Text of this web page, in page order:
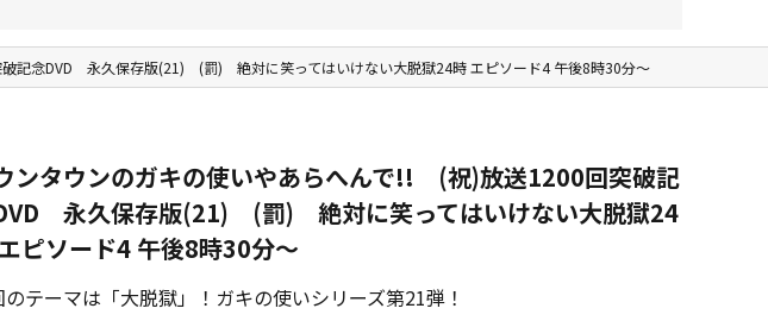
記念DVD 永久保存版(21) (罰) 絶対に笑ってはいけない大脱獄24時 エピソード4 午後8時30分～
ンタウンのガキの使いやあらへんで!! (祝)放送1200回突破記
永久保存版(21) (罰) 絶対に笑ってはいけない大脱獄24
ピソード4 午後8時30分～
テーマは「大脱獄」！ガキの使いシリーズ第21弾！